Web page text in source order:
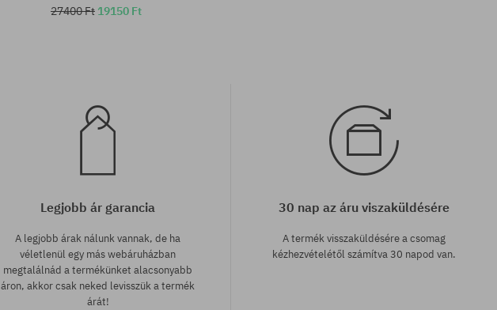
27400 Ft 19150 Ft
Legjobb ár garancia
A legjobb árak nálunk vannak, de ha
véletlenül egy más webáruházban
megtalálnád a termékünket alacsonyabb
áron, akkor csak neked levisszük a termék
árát!
30 nap az áru viszaküldésére
A termék visszaküldésére a csomag
kézhezvételétől számítva 30 napod van.